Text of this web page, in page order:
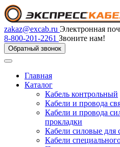
zakaz@excab.ru Электронная
8-800-201-2261 Звоните нам!
Обратный звонок
Главная
Каталог
Кабель контрольный
Кабели и провода
Кабели и провода
прокладки
Кабели силовые для
Кабели